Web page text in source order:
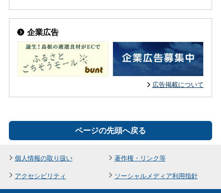
企業広告
広告掲載について
ページの先頭へ戻る
個人情報の取り扱い
著作権・リンク等
アクセシビリティ
ソーシャルメディア利用指針